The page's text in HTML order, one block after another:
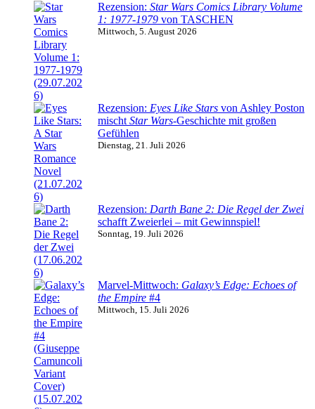
Rezension: Star Wars Comics Library Volume
1: 1977-1979 von TASCHEN
Mittwoch, 5. August 2026
Rezension: Eyes Like Stars von Ashley Poston
mischt Star Wars-Geschichte mit großen
Gefühlen
Dienstag, 21. Juli 2026
Rezension: Darth Bane 2: Die Regel der Zwei
schafft Zweierlei – mit Gewinnspiel!
Sonntag, 19. Juli 2026
Marvel-Mittwoch: Galaxy’s Edge: Echoes of
the Empire #4
Mittwoch, 15. Juli 2026